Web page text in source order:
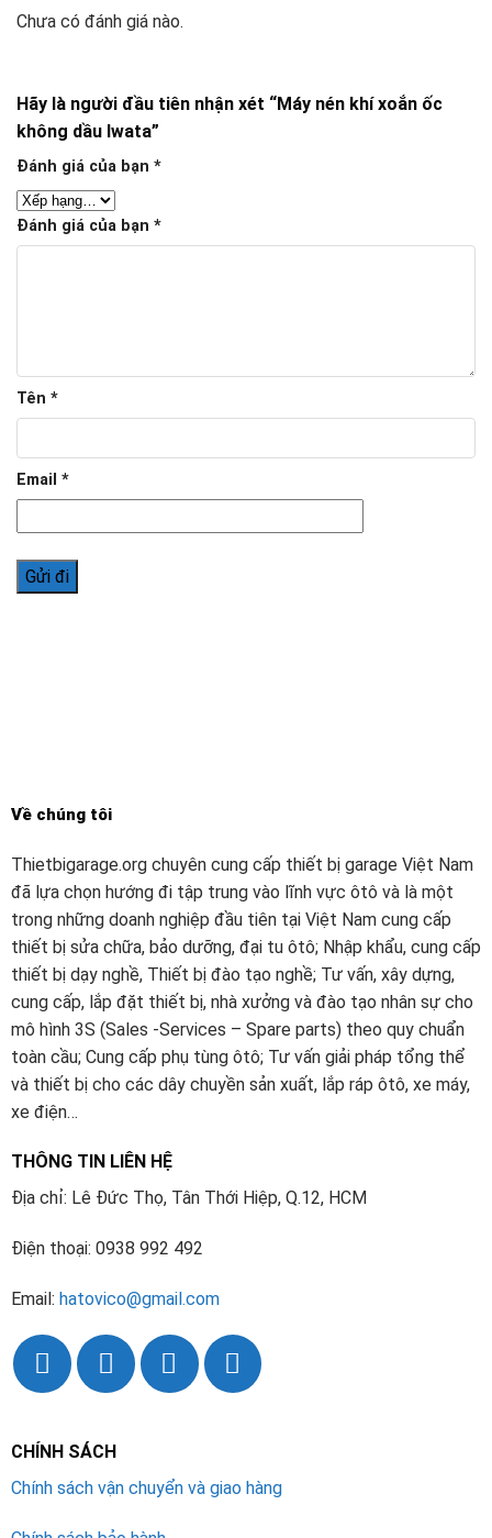
Chưa có đánh giá nào.
Hãy là người đầu tiên nhận xét “Máy nén khí xoắn ốc
không dầu Iwata”
Đánh giá của bạn *
Đánh giá của bạn *
Tên *
Email *
Về chúng tôi
Thietbigarage.org chuyên cung cấp thiết bị garage Việt Nam
đã lựa chọn hướng đi tập trung vào lĩnh vực ôtô và là một
trong những doanh nghiệp đầu tiên tại Việt Nam cung cấp
thiết bị sửa chữa, bảo dưỡng, đại tu ôtô; Nhập khẩu, cung cấp
thiết bị dạy nghề, Thiết bị đào tạo nghề; Tư vấn, xây dựng,
cung cấp, lắp đặt thiết bị, nhà xưởng và đào tạo nhân sự cho
mô hình 3S (Sales -Services – Spare parts) theo quy chuẩn
toàn cầu; Cung cấp phụ tùng ôtô; Tư vấn giải pháp tổng thể
và thiết bị cho các dây chuyền sản xuất, lắp ráp ôtô, xe máy,
xe điện…
THÔNG TIN LIÊN HỆ
Địa chỉ: Lê Đức Thọ, Tân Thới Hiệp, Q.12, HCM
Điện thoại: 0938 992 492
Email: hatovico@gmail.com
CHÍNH SÁCH
Chính sách vận chuyển và giao hàng